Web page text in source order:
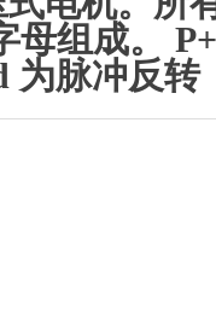
母组成。
为脉冲反转